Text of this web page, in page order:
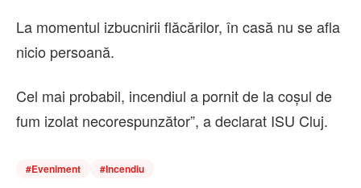
La momentul izbucnirii flăcărilor, în casă nu se afla
nicio persoană.
Cel mai probabil, incendiul a pornit de la coșul de
fum izolat necorespunzător”, a declarat ISU Cluj.
#Eveniment #Incendiu